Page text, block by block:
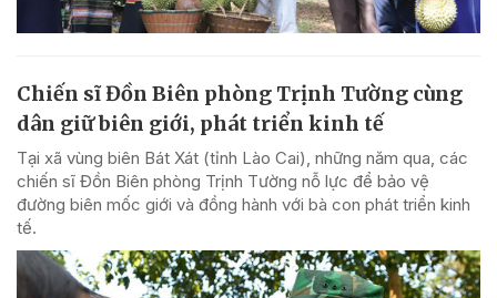
Chiến sĩ Đồn Biên phòng Trịnh Tường cùng
dân giữ biên giới, phát triển kinh tế
Tại xã vùng biên Bát Xát (tỉnh Lào Cai), những năm qua, các
chiến sĩ Đồn Biên phòng Trịnh Tường nỗ lực để bảo vệ
đường biên mốc giới và đồng hành với bà con phát triển kinh
tế.